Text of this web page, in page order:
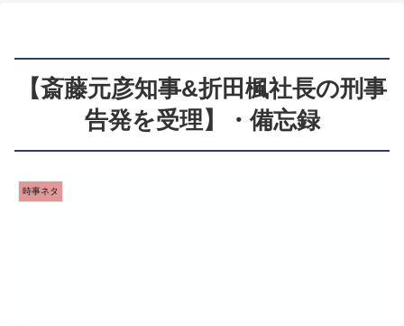
【斎藤元彦知事&折田楓社長の刑事
告発を受理】・備忘録
時事ネタ